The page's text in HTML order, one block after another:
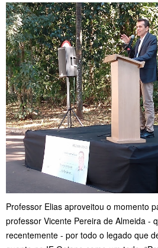
Professor Elias aproveitou o momento
professor Vicente Pereira de Almeida -
recentemente - por todo o legado que